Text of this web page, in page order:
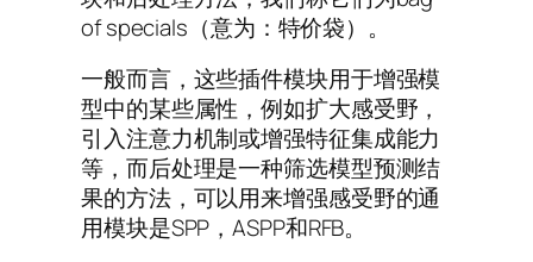
of specials（意为：特价袋）。
一般而言，这些插件模块用于增强模
型中的某些属性，例如扩大感受野，
引入注意力机制或增强特征集成能力
等，而后处理是一种筛选模型预测结
果的方法，可以用来增强感受野的通
用模块是SPP，ASPP和RFB。